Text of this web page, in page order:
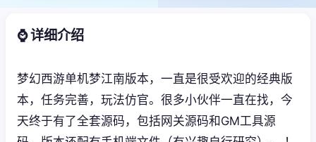
⌚ 详细介绍
梦幻西游单机梦江南版本，一直是很受欢迎的经典版
本，任务完善，玩法仿官。很多小伙伴一直在找，今
天终于有了全套源码，包括网关源码和GM工具源